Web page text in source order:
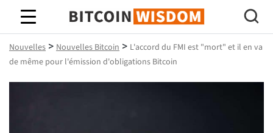
Bitcoin Sagesse
Nouvelles > Nouvelles Bitcoin > L'accord du FMI est "mort" et il en va
de même pour l'émission d'obligations Bitcoin